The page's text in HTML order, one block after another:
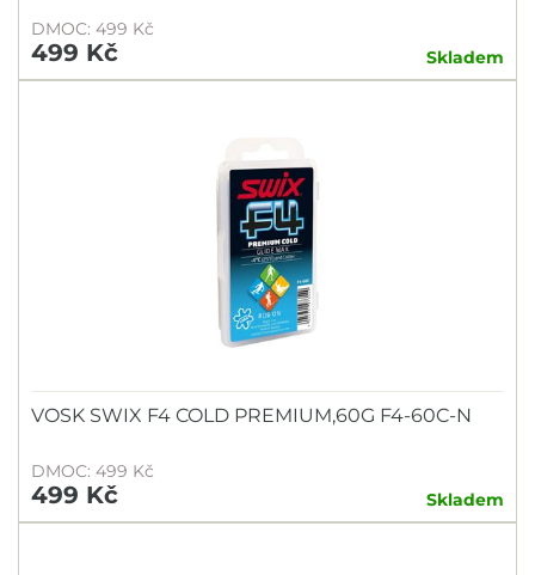
DMOC: 499 Kč
499 Kč Skladem
VOSK SWIX F4 COLD PREMIUM,60G F4-60C-N
DMOC: 499 Kč
499 Kč Skladem